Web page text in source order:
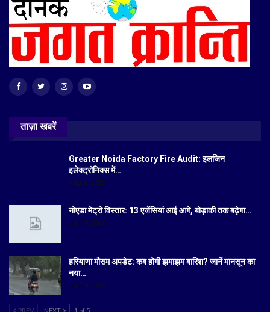
ताज़ा खबरें
Greater Noida Factory Fire Audit: इलजिन
इलेक्ट्रॉनिक्स में…
Aug 6, 2026
नोएडा मेट्रो विस्तार: 13 एजेंसियां आई आगे, बोड़ाकी तक बढ़ेगा…
Jul 19, 2026
हरियाणा मौसम अपडेट: कब होगी झमाझम बारिश? जानें मानसून का
नया…
Jul 18, 2026
PREV NEXT 1 of 5